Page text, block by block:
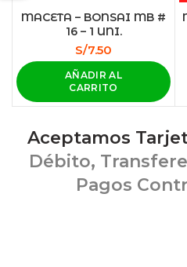
MACETA – BONSAI MB #
16 – 1 UNI.
S/7.50
AÑADIR AL
CARRITO
Aceptamos
Débito,
Pagos